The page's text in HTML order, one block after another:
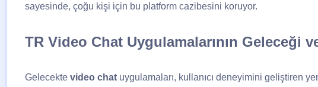
sayesinde, çoğu kişi için bu platform cazibesini koruyor.
TR Video Chat Uygulamalarının Geleceği
Gelecekte video chat uygulamaları, kullanıcı deneyimini geliştiren